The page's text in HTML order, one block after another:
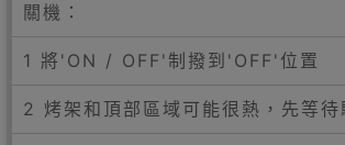
關機：
1 將'ON / OFF'制撥到'OFF'位置
2 烤架和頂部區域可能很熱，先等待